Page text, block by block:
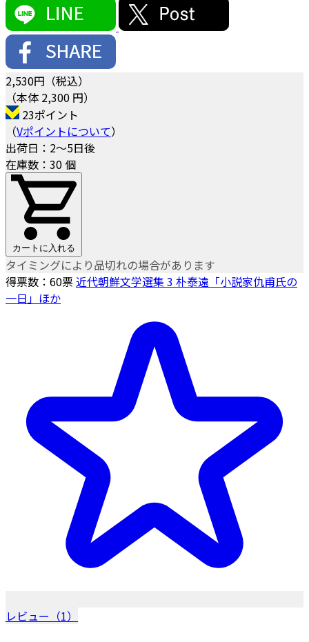
2,530円（税込）
（本体 2,300 円）
23ポイント
（Vポイントについて）
出荷日：2～5日後
在庫数：30 個
カートに入れる
タイミングにより品切れの場合があります
得票数： 60票近代朝鮮文学選集 3 朴泰遠「小説家仇甫氏の
一日」ほか
レビュー（1）